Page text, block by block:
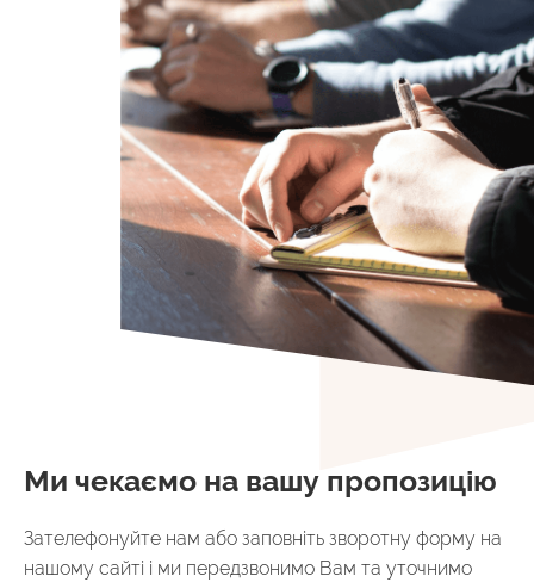
Ми чекаємо на вашу пропозицію
Зателефонуйте нам або заповніть зворотну форму на
нашому сайті і ми передзвонимо Вам та уточнимо